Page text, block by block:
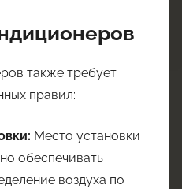
также требует
правил:
Место установки
обеспечивать
воздуха по